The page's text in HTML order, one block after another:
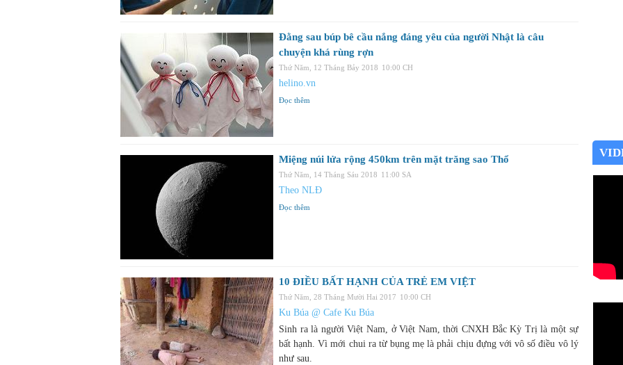
Đằng sau búp bê cầu nắng đáng yêu của người Nhật là câu
chuyện khá rùng rợn
Thứ Năm, 12 Tháng Bảy 2018 10:00 CH
helino.vn
Đọc thêm
Miệng núi lửa rộng 450km trên mặt trăng sao Thổ
Thứ Năm, 14 Tháng Sáu 2018 11:00 SA
Theo NLĐ
Đọc thêm
10 ĐIỀU BẤT HẠNH CỦA TRẺ EM VIỆT
Thứ Năm, 28 Tháng Mười Hai 2017 10:00 CH
Ku Búa @ Cafe Ku Búa
Sinh ra là người Việt Nam, ở Việt Nam, thời CNXH Bắc Kỳ Trị là một sự
bất hạnh. Vì mới chui ra từ bụng mẹ là phải chịu đựng với vô số điều vô lý
như sau.